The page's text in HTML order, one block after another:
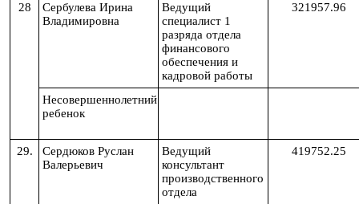
28
Сербулева Ирина
Владимировна
Ведущий
специалист 1
разряда отдела
финансового
обеспечения и
кадровой работы
321957.96
Несовершеннолетний
ребенок
29.
Сердюков Руслан
Валерьевич
Ведущий
консультант
производственного
отдела
419752.25